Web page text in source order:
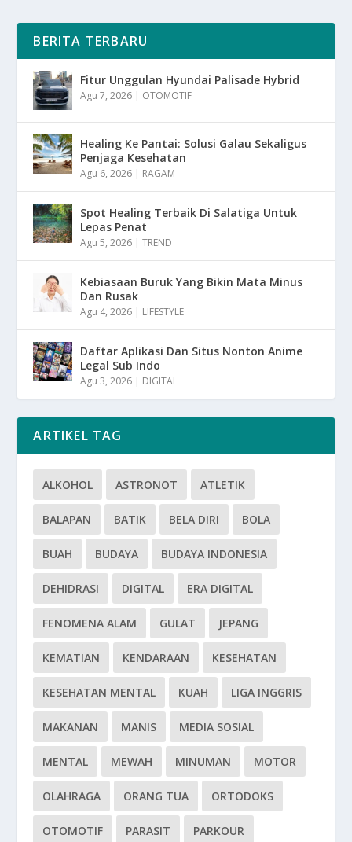
BERITA TERBARU
Fitur Unggulan Hyundai Palisade Hybrid
Agu 7, 2026 | OTOMOTIF
Healing Ke Pantai: Solusi Galau Sekaligus
Penjaga Kesehatan
Agu 6, 2026 | RAGAM
Spot Healing Terbaik Di Salatiga Untuk
Lepas Penat
Agu 5, 2026 |TREND
Kebiasaan Buruk Yang Bikin Mata Minus
Dan Rusak
Agu 4, 2026 | LIFESTYLE
Daftar Aplikasi Dan Situs Nonton Anime
Legal Sub Indo
Agu 3, 2026 | DIGITAL
ARTIKEL TAG
ALKOHOL ASTRONOT ATLETIK
BALAPAN BATIK BELA DIRI BOLA
BUAH BUDAYA BUDAYA INDONESIA
DEHIDRASI DIGITAL ERA DIGITAL
FENOMENA ALAM GULAT JEPANG
KEMATIAN KENDARAAN KESEHATAN
KESEHATAN MENTAL KUAH LIGA INGGRIS
MAKANAN MANIS MEDIA SOSIAL
MENTAL MEWAH MINUMAN MOTOR
OLAHRAGA ORANG TUA ORTODOKS
OTOMOTIF PARASIT PARKOUR